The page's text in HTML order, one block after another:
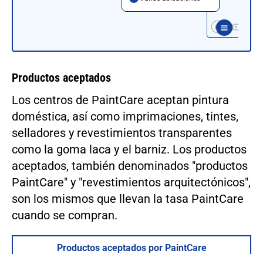
Productos aceptados
Los centros de PaintCare aceptan pintura
doméstica, así como imprimaciones, tintes,
selladores y revestimientos transparentes
como la goma laca y el barniz. Los productos
aceptados, también denominados "productos
PaintCare" y "revestimientos arquitectónicos",
son los mismos que llevan la tasa PaintCare
cuando se compran.
Productos aceptados por PaintCare